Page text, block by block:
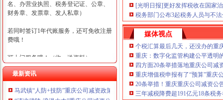
名、办营业执照、税务登记证、公章、
财务章、发票章、发人私章）
若同时签订1年代账服务，还可免收注册
费哦！
可上门服务哦！（收、送资料）
可加急服务哦！（最快可1工作日）
可代理开银行账户！（我们有长期合作
最新资讯
马武镇“人防+技防”重庆公司减资政策齐发力守住汛期安全底线
[光明日报]更好发挥税收在国家
税务部门公布3起税务人员与不
媒体视点
个税汇算最后几天，还没办的重
重庆：数字化监管构建公平透明
四方面20条举措落地重庆公司减
重庆增值税申报有了“预算”重庆
20条举措！重庆重庆公司减资公
三年减税降费超191亿元18条税